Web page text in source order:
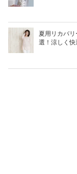
夏用リカバ
選！涼しく